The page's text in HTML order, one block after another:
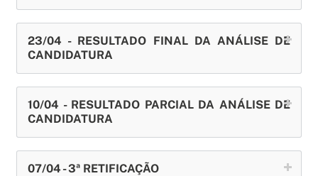
23/04 - RESULTADO FINAL DA ANÁLISE DE
CANDIDATURA
10/04 - RESULTADO PARCIAL DA ANÁLISE DE
CANDIDATURA
07/04 - 3ª RETIFICAÇÃO